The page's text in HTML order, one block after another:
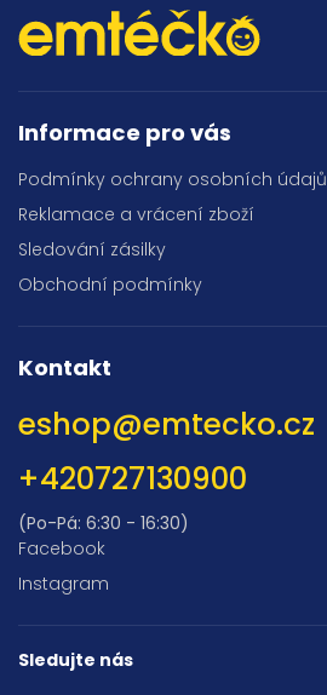
Informace pro vás
Podmínky ochrany osobních údajů
Reklamace a vrácení zboží
Sledování zásilky
Obchodní podmínky
Kontakt
eshop@emtecko.cz
+420727130900
(Po-Pá: 6:30 - 16:30)
Facebook
Instagram
Sledujte nás